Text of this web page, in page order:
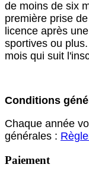
de moins de six
première prise
licence après
sportives ou
mois qui suit
Conditions
Chaque année
générales :
Paiement